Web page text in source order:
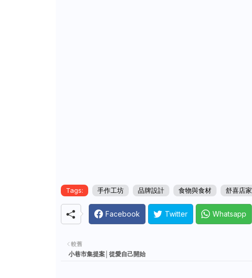
Tags: 手作工坊 品牌設計 食物與食材 舒喜店家
Facebook Twitter Whatsapp
較舊
小巷市集提案│從愛自己開始